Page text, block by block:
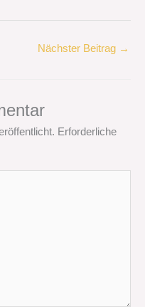
Nächster Beitrag →
Erforderliche